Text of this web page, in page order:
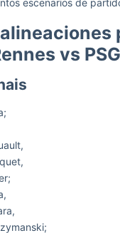
escenarios de
vs PSG